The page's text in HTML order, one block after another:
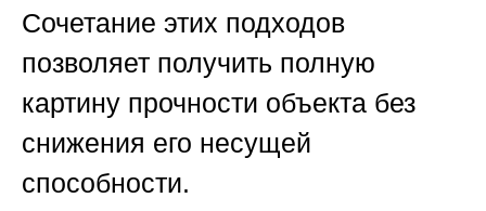
Сочетание этих подходов
позволяет получить полную
картину прочности объекта без
снижения его несущей
способности.